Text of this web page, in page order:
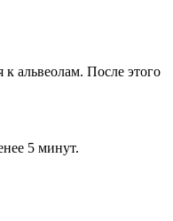
альвеолам. После этого
5 минут.